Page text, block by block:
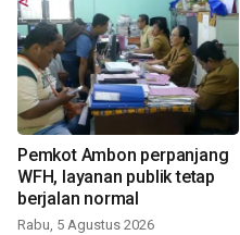
Pemkot Ambon perpanjang
WFH, layanan publik tetap
berjalan normal
Rabu, 5 Agustus 2026